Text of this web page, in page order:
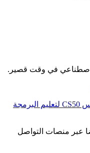
في وقت قصير.
أفضل 3 دورات شرح كورس CS50 لتعليم البرمجة
عبر منصات التواصل